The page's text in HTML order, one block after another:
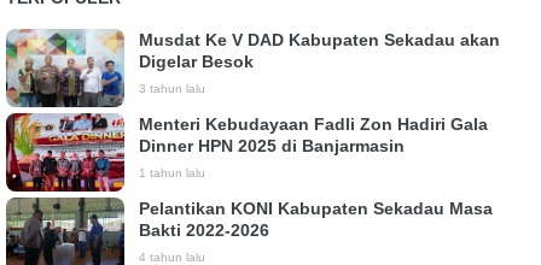
Musdat Ke V DAD Kabupaten Sekadau akan
Digelar Besok
3 tahun lalu
Menteri Kebudayaan Fadli Zon Hadiri Gala
Dinner HPN 2025 di Banjarmasin
1 tahun lalu
Pelantikan KONI Kabupaten Sekadau Masa
Bakti 2022-2026
4 tahun lalu